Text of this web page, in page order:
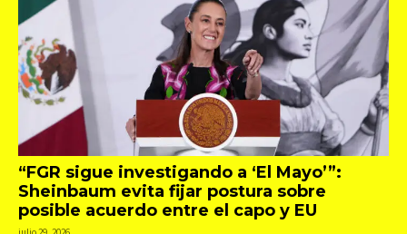
“FGR sigue investigando a ‘El Mayo’”:
Sheinbaum evita fijar postura sobre
posible acuerdo entre el capo y EU